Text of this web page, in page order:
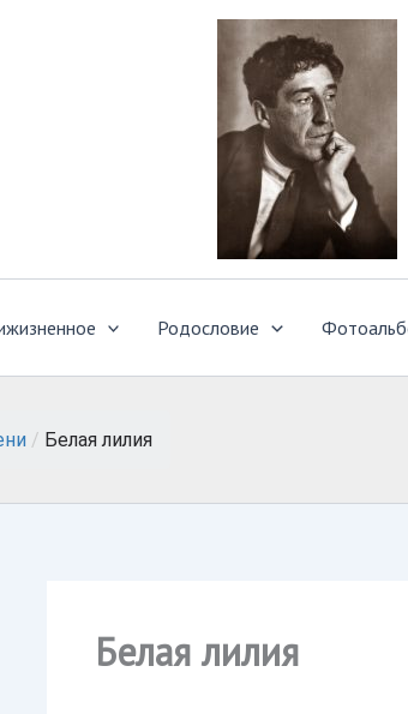
Родословие
/ Белая лилия
Белая лилия